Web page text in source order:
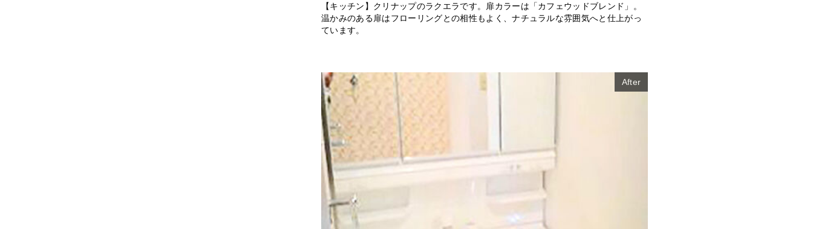
【キッチン】クリナップのラクエラです。扉カラーは「カフェウッドブレンド」。
温かみのある扉はフローリングとの相性もよく、ナチュラルな雰囲気へと仕上がっ
ています。
After